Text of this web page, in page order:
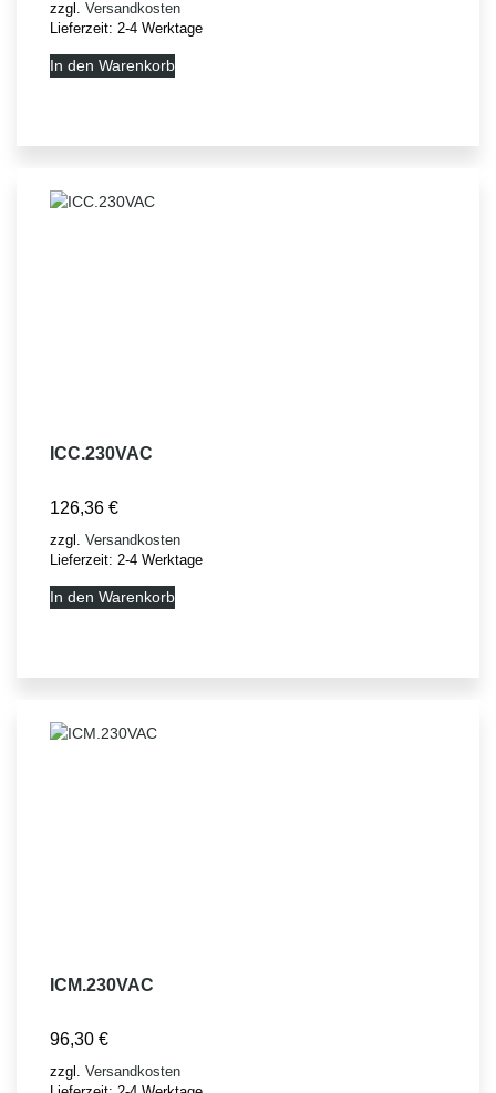
zzgl. Versandkosten
Lieferzeit: 2-4 Werktage
In den Warenkorb
ICC.230VAC
126,36 €
zzgl. Versandkosten
Lieferzeit: 2-4 Werktage
In den Warenkorb
ICM.230VAC
96,30 €
zzgl. Versandkosten